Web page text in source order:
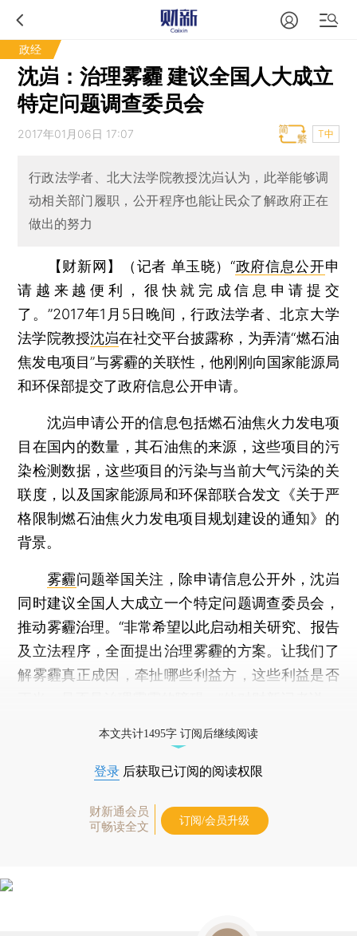
政经
沈岿：治理雾霾 建议全国人大成立
特定问题调查委员会
2017年01月06日 17:07 T中
行政法学者、北大法学院教授沈岿认为，此举能够调
动相关部门履职，公开程序也能让民众了解政府正在
做出的努力
【财新网】（记者 单玉晓）“政府信息公开申
请越来越便利，很快就完成信息申请提交
了。”2017年1月5日晚间，行政法学者、北京大学
法学院教授沈岿在社交平台披露称，为弄清“燃石油
焦发电项目”与雾霾的关联性，他刚刚向国家能源局
和环保部提交了政府信息公开申请。
沈岿申请公开的信息包括燃石油焦火力发电项
目在国内的数量，其石油焦的来源，这些项目的污
染检测数据，这些项目的污染与当前大气污染的关
联度，以及国家能源局和环保部联合发文《关于严
格限制燃石油焦火力发电项目规划建设的通知》的
背景。
雾霾问题举国关注，除申请信息公开外，沈岿
同时建议全国人大成立一个特定问题调查委员会，
推动雾霾治理。“非常希望以此启动相关研究、报告
及立法程序，全面提出治理雾霾的方案。让我们了
解雾霾真正成因，牵扯哪些利益方，这些利益是否
本文共计1495字 订阅后继续阅读
登录 后获取已订阅的阅读权限
财新通会员
可畅读全文
订阅/会员升级